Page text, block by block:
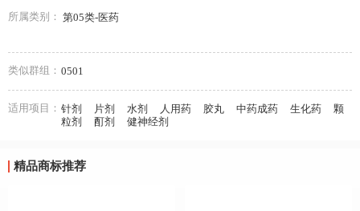
所属类别： 第05类-医药
类似群组： 0501
适用项目： 针剂 片剂 水剂 人用药 胶丸 中药成药 生化药
颗
粒剂
酊剂 健神经剂
精品商标推荐